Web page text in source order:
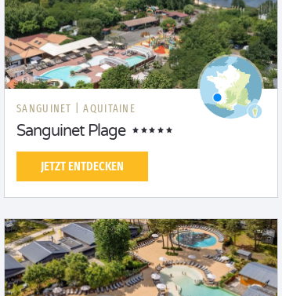
SANGUINET | AQUITAINE
Sanguinet Plage
JETZT ENTDECKEN